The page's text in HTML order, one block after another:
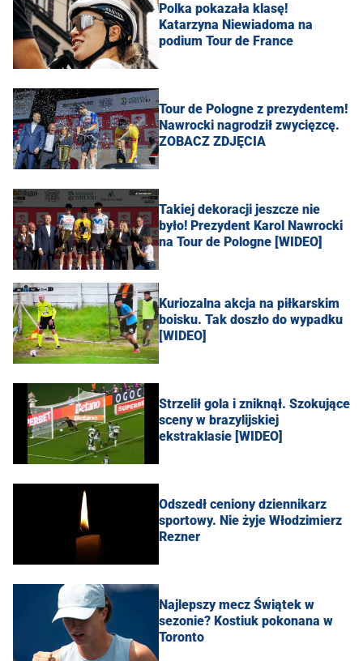
Polka pokazała klasę!
Katarzyna Niewiadoma na
podium Tour de France
Tour de Pologne z prezydentem!
Nawrocki nagrodził zwycięzcę.
ZOBACZ ZDJĘCIA
Takiej dekoracji jeszcze nie
było! Prezydent Karol Nawrocki
na Tour de Pologne [WIDEO]
Kuriozalna akcja na piłkarskim
boisku. Tak doszło do wypadku
[WIDEO]
Strzelił gola i zniknął. Szokujące
sceny w brazylijskiej
ekstraklasie [WIDEO]
Odszedł ceniony dziennikarz
sportowy. Nie żyje Włodzimierz
Rezner
Najlepszy mecz Świątek w
sezonie? Kostiuk pokonana w
Toronto